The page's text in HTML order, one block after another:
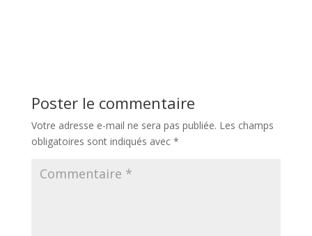
Poster le commentaire
Votre adresse e-mail ne sera pas publiée. Les champs
obligatoires sont indiqués avec *